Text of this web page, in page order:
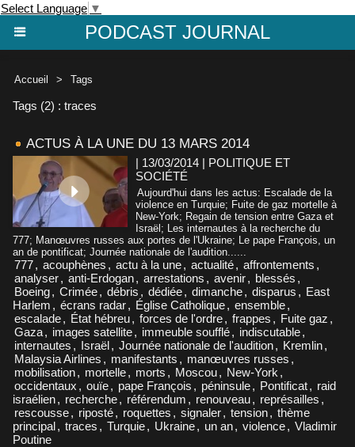
Select Language ▼
PODCAST JOURNAL
Accueil > Tags
Tags (2) : traces
ACTUS À LA UNE DU 13 MARS 2014
| 13/03/2014 | POLITIQUE ET
SOCIÉTÉ
Aujourd'hui dans les actus: Escalade de la
violence en Turquie; Fuite de gaz mortelle à
New-York; Regain de tension entre Gaza et
Israël; Les internautes à la recherche du
777; Manœuvres russes aux portes de l'Ukraine; Le pape François, un
an de pontificat; Journée nationale de l'audition......
777, acouphènes , actu à la une, actualité, affrontements ,
analyser, anti-Erdogan, arrestations , avenir, blessés ,
Boeing, Crimée, débris , dédiée, dimanche, disparus , East
Harlem , écrans radar, Église Catholique, ensemble,
escalade, État hébreu, forces de l'ordre, frappes , Fuite gaz ,
Gaza, images satellite, immeuble soufflé, indiscutable,
internautes , Israël, Journée nationale de l'audition, Kremlin,
Malaysia Airlines , manifestants , manœuvres russes ,
mobilisation, mortelle, morts , Moscou, New-York ,
occidentaux , ouïe, pape François , péninsule, Pontificat, raid
israélien, recherche, référendum , renouveau, représailles ,
rescousse, riposté, roquettes , signaler, tension, thème
principal, traces , Turquie, Ukraine, un an, violence, Vladimir
Poutine